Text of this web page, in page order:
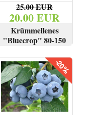
25.00 EUR
20.00 EUR
Krūmmellenes
"Bluecrop" 80-150
cm
SKATĪT PIRKT